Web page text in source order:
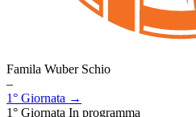
Famila Wuber Schio
–
1° Giornata →
1° Giornata In programma